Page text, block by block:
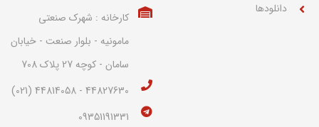
دانلودها
کارخانه : شهرک صنعتی
مامونیه - بلوار صنعت - خیابان
سامان - کوچه 27 پلاک 708
44827630 - 44814058 (021)
09351191331